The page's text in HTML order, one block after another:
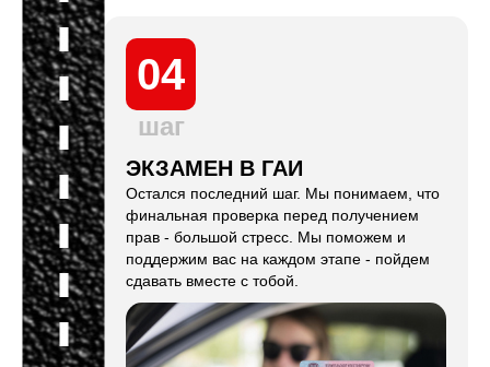
04
шаг
ЭКЗАМЕН В ГАИ
Остался последний шаг. Мы понимаем, что
финальная проверка перед получением
прав - большой стресс. Мы поможем и
поддержим вас на каждом этапе - пойдем
сдавать вместе с тобой.